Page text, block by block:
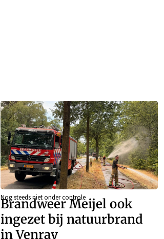
Nog steeds niet onder controle
Brandweer Meijel ook
ingezet bij natuurbrand
in Venray